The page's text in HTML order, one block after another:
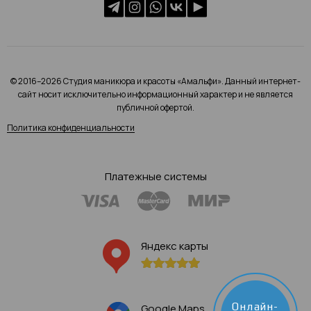
© 2016–2026 Студия маникюра и красоты «Амальфи». Данный интернет-
сайт носит исключительно информационный характер и не является
публичной офертой.
Политика конфиденциальности
Платежные системы
Яндекс карты
Онлайн-